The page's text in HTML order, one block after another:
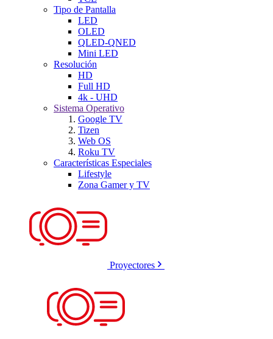
Tipo de Pantalla
LED
OLED
QLED-QNED
Mini LED
Resolución
HD
Full HD
4k - UHD
Sistema Operativo
Google TV
Tizen
Web OS
Roku TV
Características Especiales
Lifestyle
Zona Gamer y TV
Proyectores